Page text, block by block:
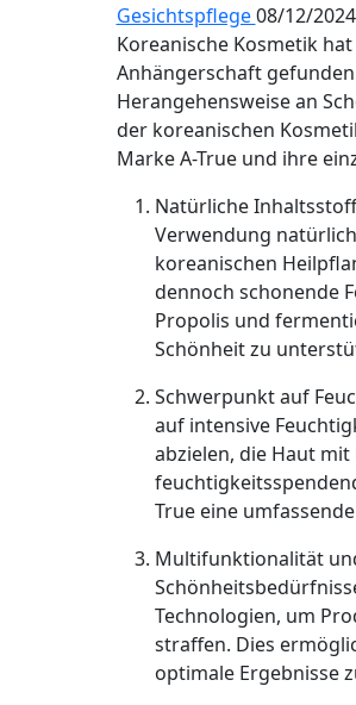
Gesichtspflege08/12/2024
Koreanische Kosmetik
Anhängerschaft
Herangehensweise an
der koreanischen
Marke A-True und ihre
Natürliche
Verwendung
koreanischen
dennoch schonende
Propolis und
Schönheit zu
Schwerpunkt auf
auf intensive
abzielen, die Haut
True eine
Multifunktionalität
Technologien, um
straffen. Dies
optimale Ergebnisse